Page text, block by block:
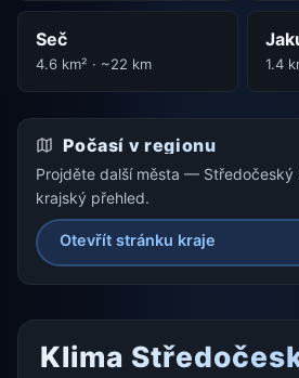
Seč
4.6 km² · ~22 km 1.4
Počasí v regionu
Projděte další města — Středočeský
krajský přehled.
Otevřít stránku kraje
Klima